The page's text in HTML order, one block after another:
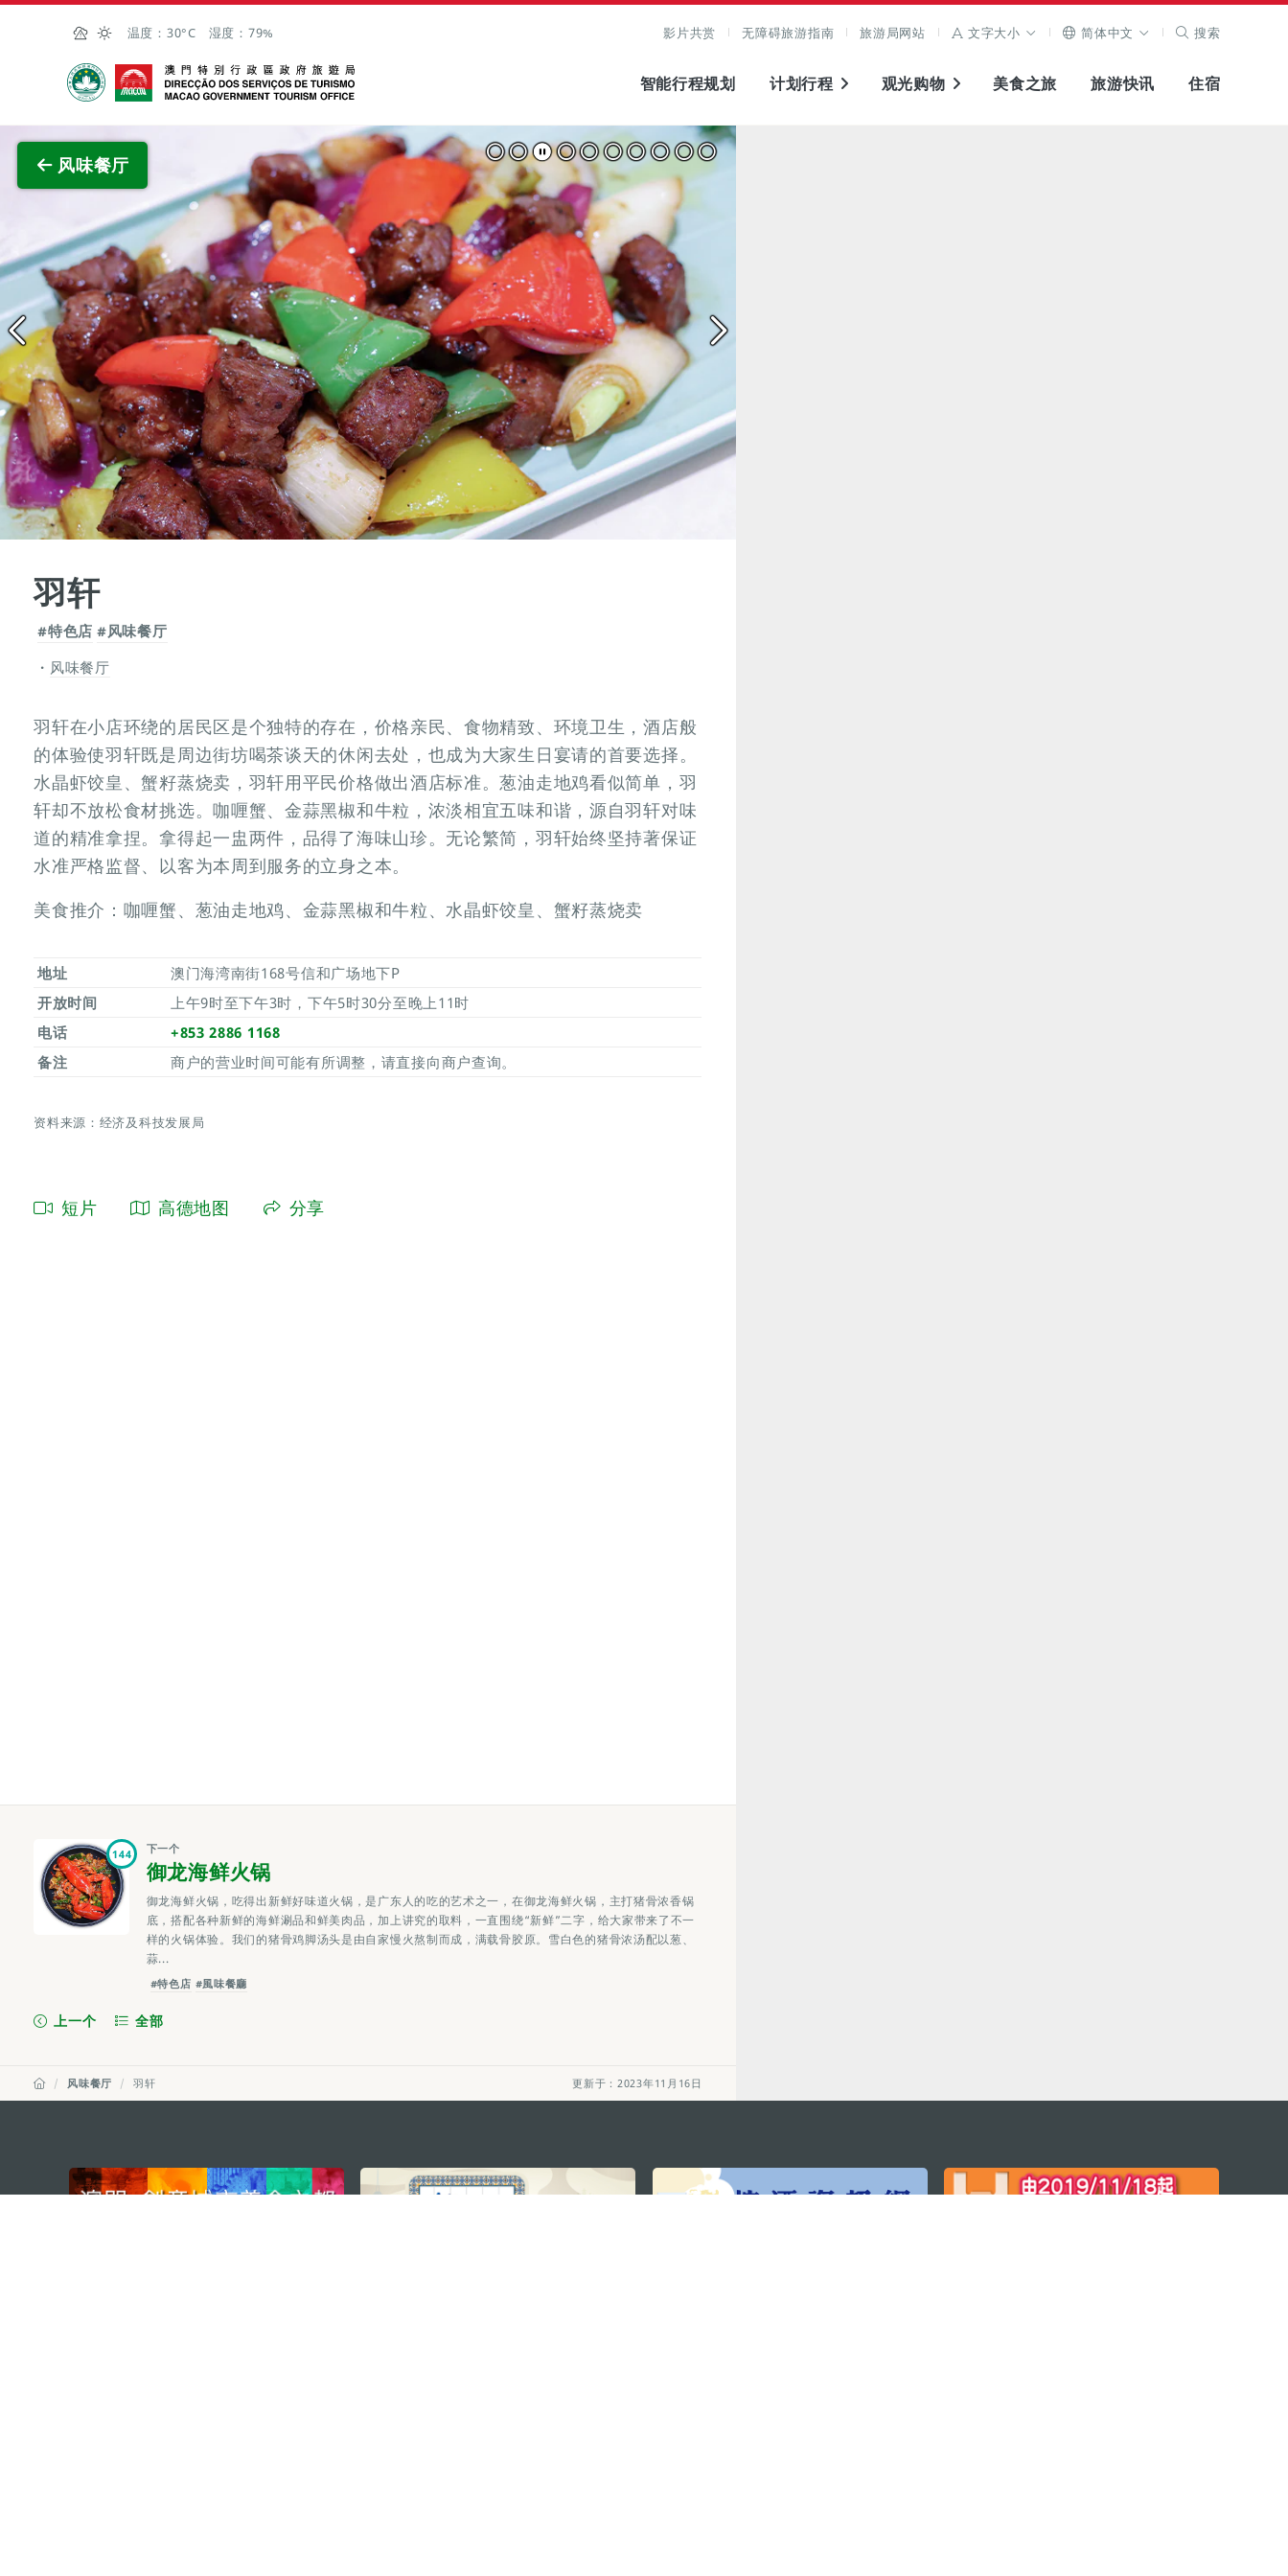
跳至主内容
温度： 30°C 湿度： 79% 影片共赏 无障碍旅游指南 旅游局网站 文字大小 简体中文 搜索
澳门特别行政区政府旅游局
智能行程规划 计划行程 观光购物 美食之旅 旅游快讯 住宿
风味餐厅
查看原图
羽轩
#特色店 #风味餐厅
风味餐厅
羽轩在小店环绕的居民区是个独特的存在，价格亲民、食物精致、环境卫生，酒店般
的体验使羽轩既是周边街坊喝茶谈天的休闲去处，也成为大家生日宴请的首要选择。
水晶虾饺皇、蟹籽蒸烧卖，羽轩用平民价格做出酒店标准。葱油走地鸡看似简单，羽
轩却不放松食材挑选。咖喱蟹、金蒜黑椒和牛粒，浓淡相宜五味和谐，源自羽轩对味
道的精准拿捏。拿得起一盅两件，品得了海味山珍。无论繁简，羽轩始终坚持著保证
水准严格监督、以客为本周到服务的立身之本。
美食推介：咖喱蟹、葱油走地鸡、金蒜黑椒和牛粒、水晶虾饺皇、蟹籽蒸烧卖
地址
澳门海湾南街168号信和广场地下P
开放时间
上午9时至下午3时，下午5时30分至晚上11时
电话
+853 2886 1168
备注
商户的营业时间可能有所调整，请直接向商户查询。
资料来源：经济及科技发展局
短片 高德地图 分享
144 下一个
御龙海鲜火锅
御龙海鲜火锅，吃得出新鲜好味道火锅，是广东人的吃的艺术之一，在御龙海鲜火锅，主打猪骨浓香锅
底，搭配各种新鲜的海鲜涮品和鲜美肉品，加上讲究的取料，一直围绕“新鲜”二字，给大家带来了不一
样的火锅体验。我们的猪骨鸡脚汤头是由自家慢火熬制而成，满载骨胶原。雪白色的猪骨浓汤配以葱、
蒜...
#特色店 #風味餐廳
上一个 全部
更新于：2023年11月16日
风味餐厅 羽轩
external links